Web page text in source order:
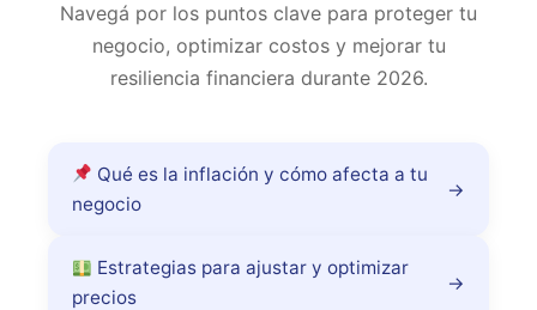
Navegá por los puntos clave para proteger tu
negocio, optimizar costos y mejorar tu
resiliencia financiera durante 2026.
Qué es la inflación y cómo afecta a tu
negocio
→
Estrategias para ajustar y optimizar
precios
→